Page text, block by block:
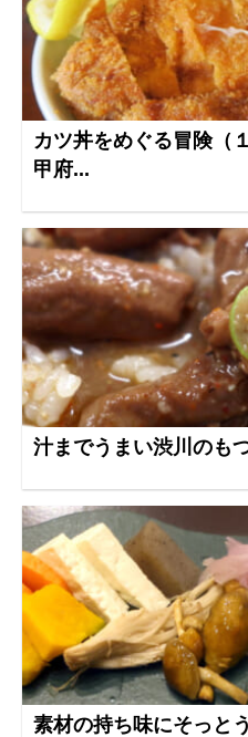
カツ丼をめぐる冒険（
甲府...
汁までうまい渋川の
素材の持ち味にそっ